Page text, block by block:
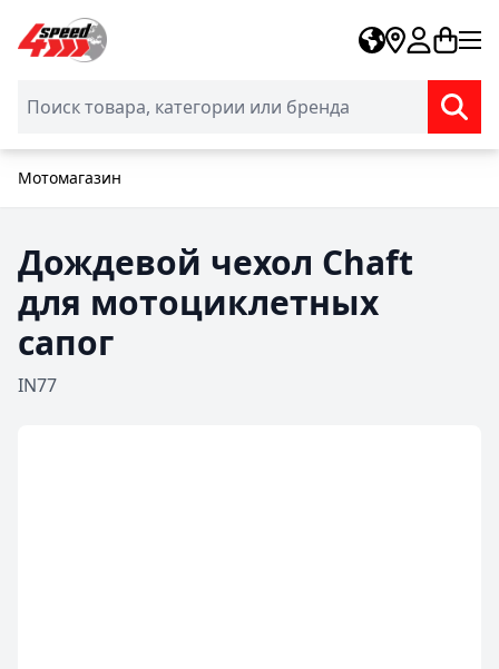
Skip to Content
Мотомагазин
Дождевой чехол Chaft
для мотоциклетных
сапог
IN77